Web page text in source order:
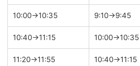
10:00→10:35 9:10→9:45
10:40→11:15 10:00→10:35
11:20→11:55 10:40→11:15